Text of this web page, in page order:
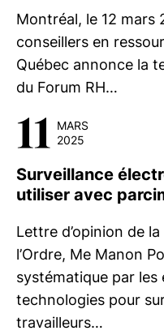
Montréal, le 12 mars
conseillers en
Québec annonce la
du Forum RH…
11
MARS
2025
Surveillance
utiliser avec
Lettre d’opinion de
l’Ordre, Me Manon
systématique par les
technologies pour
travailleurs…